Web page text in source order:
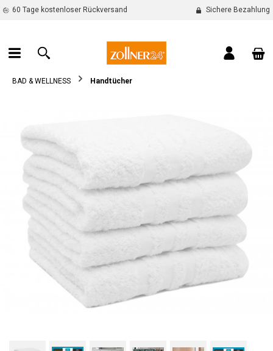
springen
60 Tage kostenloser Rückversand Sichere Bezahlung
BAD & WELLNESS Handtücher